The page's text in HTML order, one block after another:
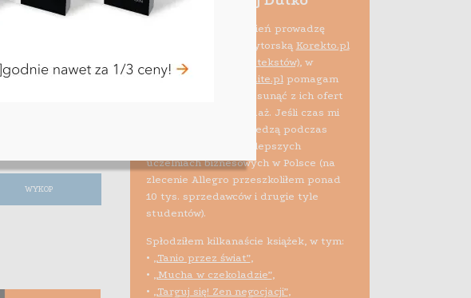
WYKOP
Na co dzień prowadzę
firmę edytorską Korekto.pl
(korekta tekstów), w
ramach projektu
Audite.plpomagam
też e-sprzedawcom usunąć z ich ofert
błędy psujące sprzedaż. Jeśli czas mi
pozwala, dzielę się wiedzą podczas
szkoleń i zajęć na najlepszych
uczelniach biznesowych w Polsce (na
zlecenie Allegro przeszkoliłem ponad
10 tys. sprzedawców i drugie tyle
studentów).
Spłodziłem kilkanaście książek, w tym:
• „Tanio przez świat”,
• „Mucha w czekoladzie”,
• „Targuj się! Zen negocjacji”,